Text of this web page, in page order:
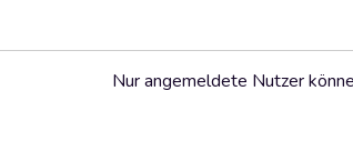
Nur angemeldete Nutzer